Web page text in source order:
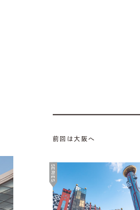
前回は大阪へ
SERIES